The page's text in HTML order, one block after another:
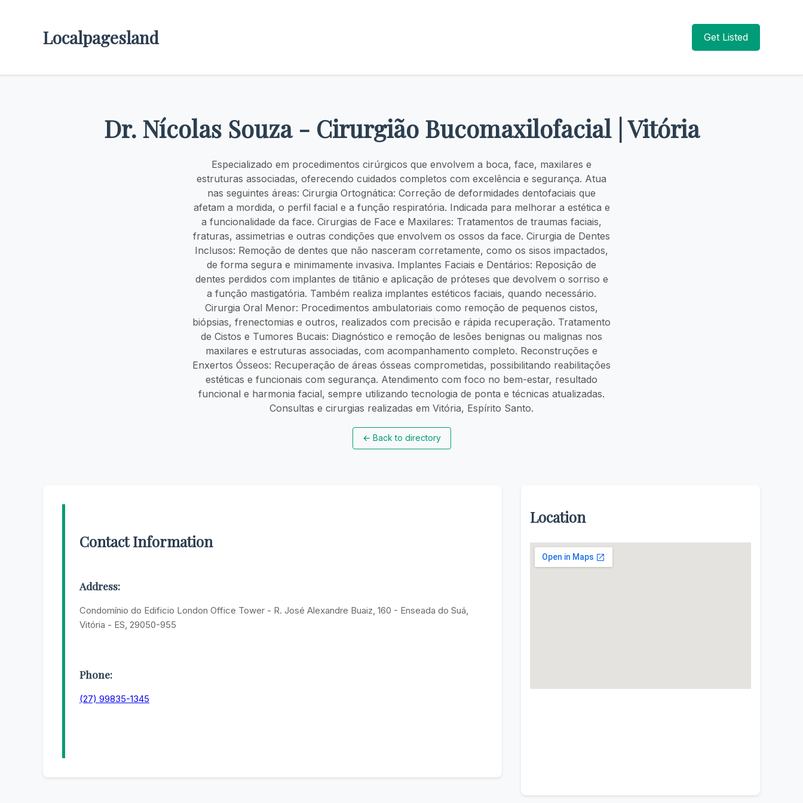
Localpagesland Get Listed
Dr. Nícolas Souza - Cirurgião Bucomaxilofacial | Vitória
Especializado em procedimentos cirúrgicos que envolvem a boca, face, maxilares e
estruturas associadas, oferecendo cuidados completos com excelência e segurança. Atua
nas seguintes áreas: Cirurgia Ortognática: Correção de deformidades dentofaciais que
afetam a mordida, o perfil facial e a função respiratória. Indicada para melhorar a estética e
a funcionalidade da face. Cirurgias de Face e Maxilares: Tratamentos de traumas faciais,
fraturas, assimetrias e outras condições que envolvem os ossos da face. Cirurgia de Dentes
Inclusos: Remoção de dentes que não nasceram corretamente, como os sisos impactados,
de forma segura e minimamente invasiva. Implantes Faciais e Dentários: Reposição de
dentes perdidos com implantes de titânio e aplicação de próteses que devolvem o sorriso e
a função mastigatória. Também realiza implantes estéticos faciais, quando necessário.
Cirurgia Oral Menor: Procedimentos ambulatoriais como remoção de pequenos cistos,
biópsias, frenectomias e outros, realizados com precisão e rápida recuperação. Tratamento
de Cistos e Tumores Bucais: Diagnóstico e remoção de lesões benignas ou malignas nos
maxilares e estruturas associadas, com acompanhamento completo. Reconstruções e
Enxertos Ósseos: Recuperação de áreas ósseas comprometidas, possibilitando reabilitações
estéticas e funcionais com segurança. Atendimento com foco no bem-estar, resultado
funcional e harmonia facial, sempre utilizando tecnologia de ponta e técnicas atualizadas.
Consultas e cirurgias realizadas em Vitória, Espírito Santo.
← Back to directory
Contact Information
Address:
Condomínio do Edificio London Office Tower - R. José Alexandre Buaiz, 160 - Enseada do Suá,
Vitória - ES, 29050-955
Phone:
(27) 99835-1345
Location